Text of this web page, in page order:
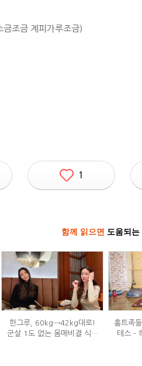
조금 계피가루조금)
1
함께 읽으면 도움되는
한그루, 60kg→42kg대로!
군살 1도 없는 몸매비결 식단
홈트족
테스 –